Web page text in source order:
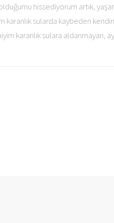
hissediyorum artık,
karanlık sularda kaybeden
karanlık sulara aldanmayan,